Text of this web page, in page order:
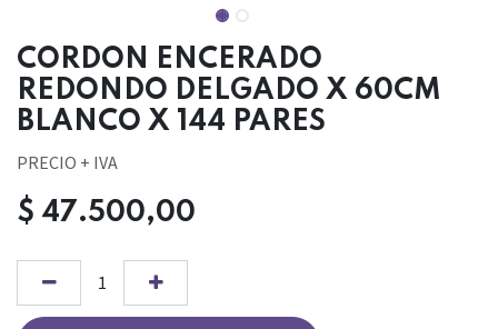
CORDON ENCERADO
REDONDO DELGADO X 60CM
BLANCO X 144 PARES
PRECIO + IVA
$ 47.500,00